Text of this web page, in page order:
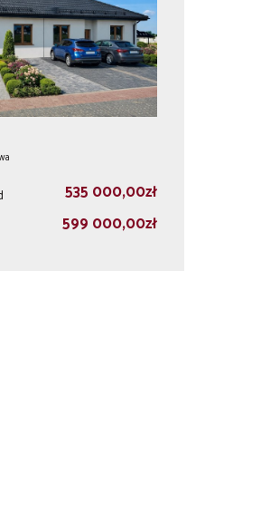
535 000,00zł
599 000,00zł